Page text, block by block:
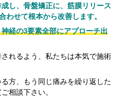
し、骨盤矯正に、筋膜リリース
わせて根本から改善します。
経の3要素全部にアプローチ出
れるよう、私たちは本気で施術
方、もう同じ痛みを繰り返した
相談下さい。